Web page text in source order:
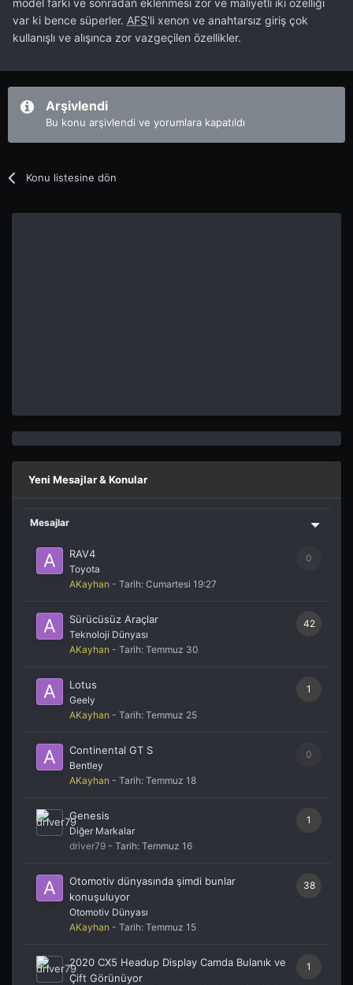
model farkı ve sonradan eklenmesi zor ve maliyetli iki özelliği
var ki bence süperler. AFS'li xenon ve anahtarsız giriş çok
kullanışlı ve alışınca zor vazgeçilen özellikler.
Arşivlendi
Bu konu arşivlendi ve yorumlara kapatıldı
Konu listesine dön
Yeni Mesajlar & Konular
Mesajlar
0
RAV4
Toyota
AKayhan - Tarih: Cumartesi 19:27
42
Sürücüsüz Araçlar
Teknoloji Dünyası
AKayhan - Tarih: Temmuz 30
1
Lotus
Geely
AKayhan - Tarih: Temmuz 25
0
Continental GT S
Bentley
AKayhan - Tarih: Temmuz 18
1
Genesis
Diğer Markalar
driver79 - Tarih: Temmuz 16
38
Otomotiv dünyasında şimdi bunlar
konuşuluyor
Otomotiv Dünyası
AKayhan - Tarih: Temmuz 15
1
2020 CX5 Headup Display Camda Bulanık ve
Çift Görünüyor